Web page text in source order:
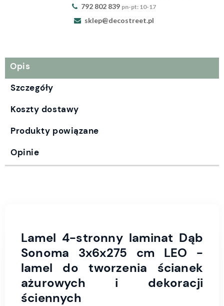
792 802 839 pn-pt: 10-17
sklep@decostreet.pl
Opis
Szczegóły
Koszty dostawy
Produkty powiązane
Opinie
Lamel 4-stronny laminat Dąb
Sonoma 3x6x275 cm LEO -
lamel do tworzenia ścianek
ażurowych i dekoracji
ściennych